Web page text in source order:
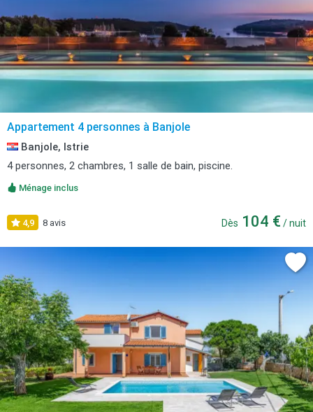
Appartement 4 personnes à Banjole
Banjole, Istrie
4 personnes, 2 chambres, 1 salle de bain, piscine.
Ménage inclus
4,9 8 avis Dès 104 € / nuit